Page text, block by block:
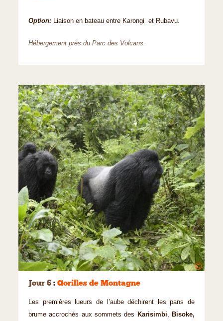
Option: Liaison en bateau entre Karongi et Rubavu.
Hébergement près du Parc des Volcans.
©
Jour 6 : Gorilles de Montagne
Les premières lueurs de l’aube déchirent les pans de
brume accrochés aux sommets des
Karisimbi, Bisoke,